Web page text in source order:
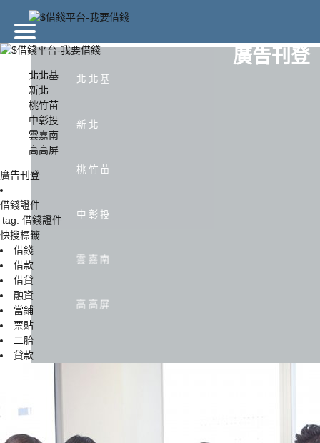
廣告刊登
北北基
新北
桃竹苗
中彰投
雲嘉南
高高屏
北北基
新北
桃竹苗
中彰投
雲嘉南
高高屏
廣告刊登
借錢證件
tag: 借錢證件
快搜標籤
借錢
借款
借貸
融資
當鋪
票貼
二胎
貸款